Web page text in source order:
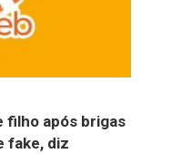
filho após brigas
fake, diz